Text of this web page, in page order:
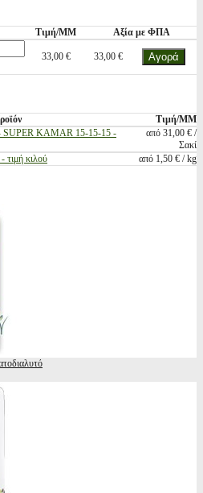
Τιμή/ΜΜ Αξία με ΦΠΑ
33,00 € 33,00 €
Τιμή/ΜΜ
SUPER KAMAR 15-15-15 -
από 31,00 € /
Σακί
τιμή κιλού από 1,50 € / kg